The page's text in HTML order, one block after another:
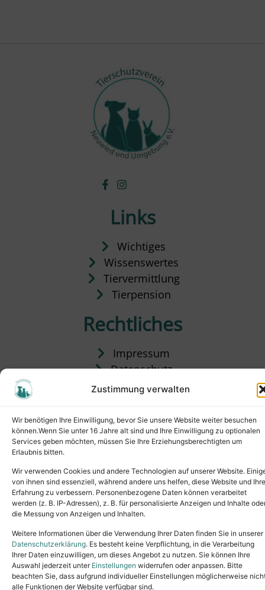
Zustimmung verwalten
Wir benötigen Ihre Einwilligung, bevor Sie unsere Website weiter besuchen
können.Wenn Sie unter 16 Jahre alt sind und Ihre Einwilligung zu optionalen
Services geben möchten, müssen Sie Ihre Erziehungsberechtigten um
Erlaubnis bitten.
Wir verwenden Cookies und andere Technologien auf unserer Website.
von ihnen sind essenziell, während andere uns helfen, diese Website und Ihre
Erfahrung zu verbessern. Personenbezogene Daten können verarbeitet
werden (z. B. IP-Adressen), z. B. für personalisierte Anzeigen und Inhalte
die Messung von Anzeigen und Inhalten.
Weitere Informationen über die Verwendung Ihrer Daten finden Sie in unserer
Datenschutzerklärung. Es besteht keine Verpflichtung, in die Verarbeitung
Ihrer Daten einzuwilligen, um dieses Angebot zu nutzen. Sie können Ihre
Auswahl jederzeit unter Einstellungen widerrufen oder anpassen. Bitte
beachten Sie, dass aufgrund individueller Einstellungen möglicherweise
alle Funktionen der Website verfügbar sind.
Links
Wichtiges
Wissenswertes
Tiervermittlung
Tierpension
Rechtliches
Impressum
Datenschutz
Satzung
Copyright © 2024. All rights reserved.
Tel.: (02631) 55356buero@tierheim-neuwied.de
Ludwigshof 1, 56567 Neuwied